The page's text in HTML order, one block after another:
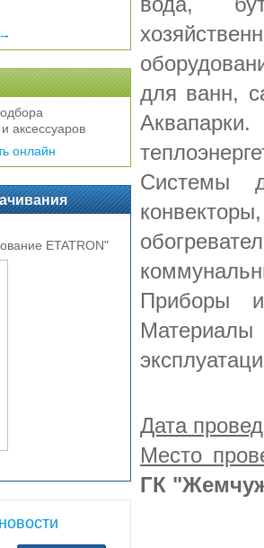
для ванн,
Системы
Приборы
Материалы
Дата
Место
ГК
аксессуаров
онлайн
ETATRON"